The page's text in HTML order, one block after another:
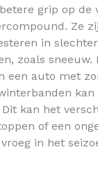
grip op de
Ze
in
zoals sneeuw.
een auto met
kan het
of een
in het